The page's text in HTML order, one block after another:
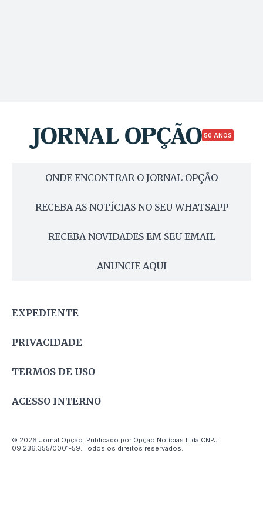
50 ANOS
ONDE ENCONTRAR O JORNAL OPÇÃO
RECEBA AS NOTÍCIAS NO SEU WHATSAPP
RECEBA NOVIDADES EM SEU EMAIL
ANUNCIE AQUI
EXPEDIENTE
PRIVACIDADE
TERMOS DE USO
ACESSO INTERNO
© 2026 Jornal Opção. Publicado por Opção Notícias Ltda CNPJ
09.236.355/0001-59. Todos os direitos reservados.